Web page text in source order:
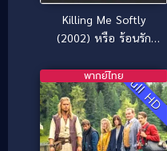
Killing Me Softly
(2002) หรือ ร้อนรัก
Full HD
พากย์ไทย